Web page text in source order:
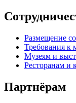
Размещение
Требования к
Музеям и
Ресторанам и
Партнёрам